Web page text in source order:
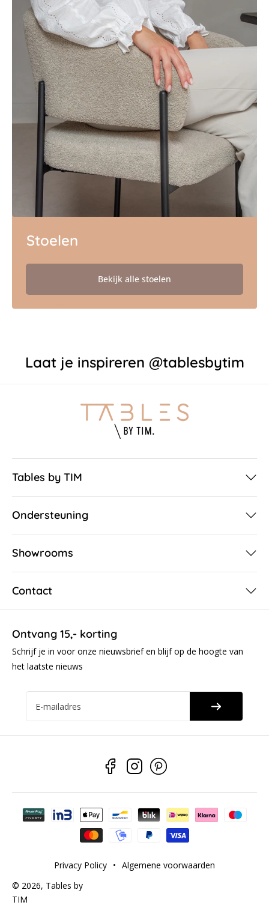
Stoelen
Bekijk alle stoelen
Laat je inspireren @tablesbytim
Tables by TIM
Ondersteuning
Showrooms
Contact
Ontvang 15,- korting
Schrijf je in voor onze nieuwsbrief en blijf op de hoogte van
het laatste nieuws
E-mailadres
© 2026, Tables by
TIM
Privacy Policy • Algemene voorwaarden